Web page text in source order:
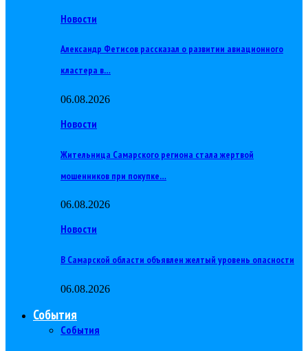
Новости
Александр Фетисов рассказал о развитии авиационного
кластера в…
06.08.2026
Новости
Жительница Самарского региона стала жертвой
мошенников при покупке…
06.08.2026
Новости
В Самарской области объявлен желтый уровень опасности
06.08.2026
События
События